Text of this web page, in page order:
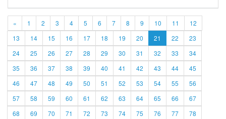
« 1 2 3 4 5 6 7 8 9 10 11
12
13
14 15 16 17 18 19 20 21 22
23
24
25 26 27 28 29 30 31 32 33
34
35
36 37 38 39 40 41 42 43 44
45
46
47 48 49 50 51 52 53 54 55
56
57
58 59 60 61 62 63 64 65 66
67
68
69 70 71 72 73 74 75 76 77 78